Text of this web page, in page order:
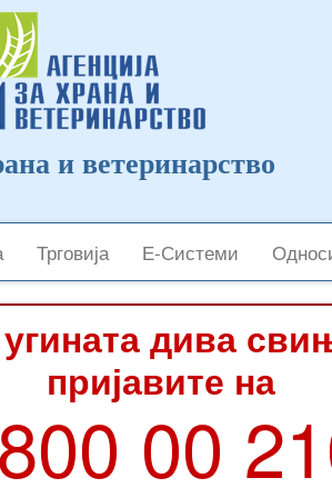
и ветеринарство
Трговија Е-Системи
угината дива
пријавите на
00